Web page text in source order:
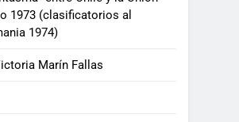
1973 (clasificatorios al
1974)
Marín Fallas